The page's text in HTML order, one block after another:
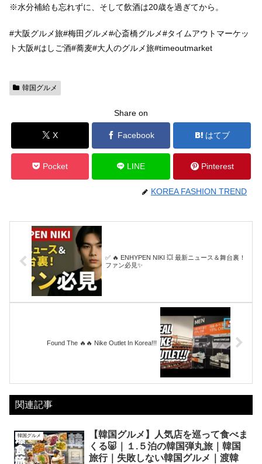
※水分補給も忘れずに、そして飲酒は20歳を過ぎてから。
#大阪グルメ旅#梅田グルメ#心斎橋グルメ#タイムアウトマーケッ
ト大阪#はしご酒#蕎麦#大人のグルメ旅#timeoutmarket
韓国グルメ
Share on
X Facebook はてブ
Pocket LINE Pinterest
KOREA FASHION TREND
✅ 🔥 ENHYPEN NIKI 💥 最新ニュース＆舞台裏！
ファン必見✨
Found The 🔥🔥 Nike Outlet In Korea!!!
関連記事
韓国グルメ
【韓国グルメ】人気店を巡って食べま
くる🐷｜１.５泊の韓国弾丸旅｜韓国
旅行｜失敗しない韓国グルメ｜渡韓